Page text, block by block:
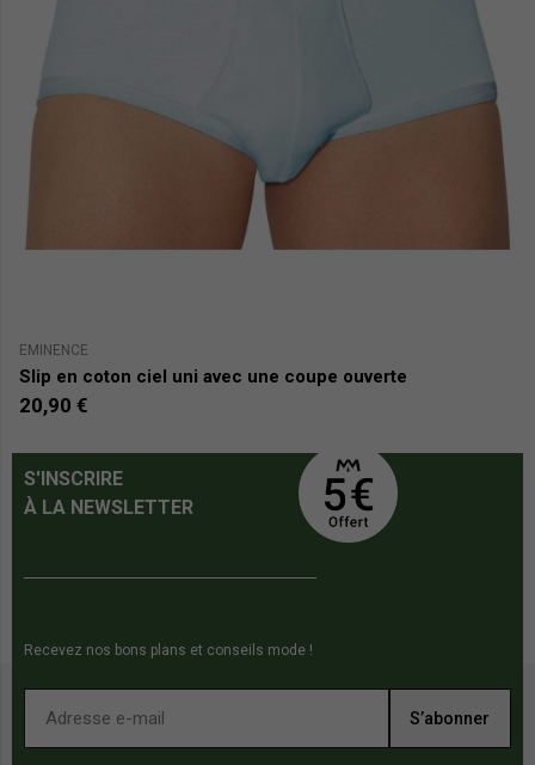
EMINENCE
Slip en coton ciel uni avec une coupe ouverte
20,90 €
S'INSCRIRE
À LA NEWSLETTER
Recevez nos bons plans et conseils mode !
S’abonner